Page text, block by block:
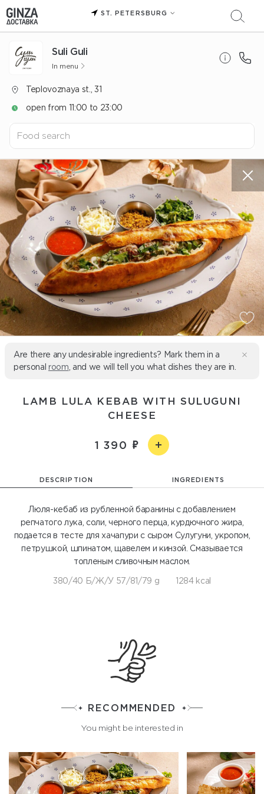
ST. PETERSBURG
Suli Guli
In menu
Teplovoznaya st., 31
open from 11:00 to 23:00
Are there any undesirable ingredients? Mark them in a
personal room , and we will tell you what dishes they are in.
LAMB LULA KEBAB WITH SULUGUNI
CHEESE
1 390
DESCRIPTION INGREDIENTS
Люля-кебаб из рубленной баранины с добавлением
репчатого лука, соли, черного перца, курдючного жира,
подается в тесте для хачапури с сыром Сулугуни, укропом,
петрушкой, шпинатом, щавелем и кинзой. Смазывается
топленым сливочным маслом.
380/40 Б/Ж/У 57/81/79 g 1284 kcal
RECOMMENDED
You might be interested in